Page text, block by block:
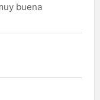
buena